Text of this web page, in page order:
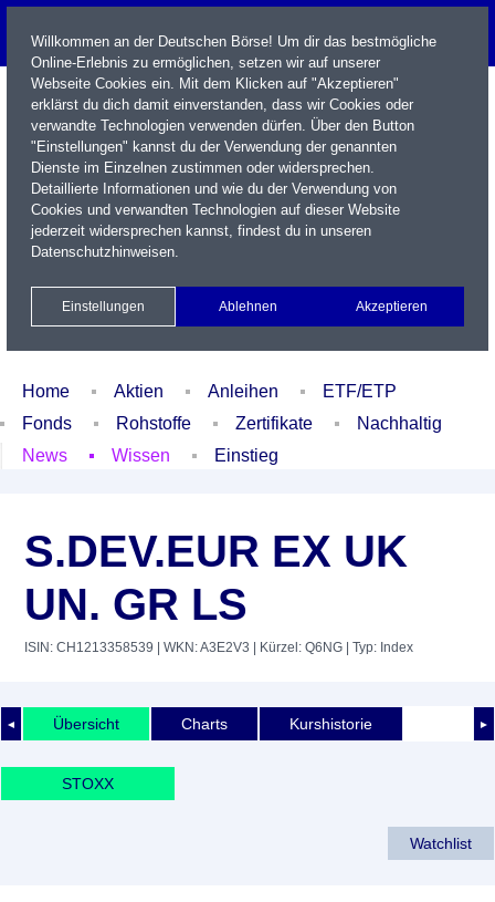
Name / WKN / ISIN / Kürzel
Xetra Realtime
Watchlist Portfolio Login
Home Aktien Anleihen
ETF/ETP
Fonds
Rohstoffe Zertifikate
Nachhaltig
News
Wissen Einstieg
S.DEV.EUR EX UK
UN. GR LS
ISIN: CH1213358539 | WKN: A3E2V3 | Kürzel: Q6NG | Typ: Index
◄ ►
Übersicht Charts Kurshistorie
STOXX
Watchlist
Willkommen an der Deutschen Börse! Um dir das bestmögliche
Online-Erlebnis zu ermöglichen, setzen wir auf unserer
Webseite Cookies ein. Mit dem Klicken auf "Akzeptieren"
erklärst du dich damit einverstanden, dass wir Cookies oder
verwandte Technologien verwenden dürfen. Über den Button
"Einstellungen" kannst du der Verwendung der genannten
Dienste im Einzelnen zustimmen oder widersprechen.
Detaillierte Informationen und wie du der Verwendung von
Cookies und verwandten Technologien auf dieser Website
jederzeit widersprechen kannst, findest du in unseren
Datenschutzhinweisen.
Einstellungen Ablehnen Akzeptieren